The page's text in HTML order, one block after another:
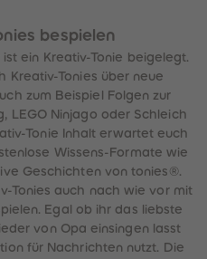
bespielen
ein Kreativ-Tonie beigelegt.
Kreativ-Tonies über neue
zum Beispiel Folgen zur
LEGO Ninjago oder Schleich
Tonie Inhalt erwartet euch
Wissens-Formate wie
Geschichten von tonies®.
Tonies auch nach wie vor mit
Egal ob ihr das liebste
von Opa einsingen lasst
für Nachrichten nutzt. Die